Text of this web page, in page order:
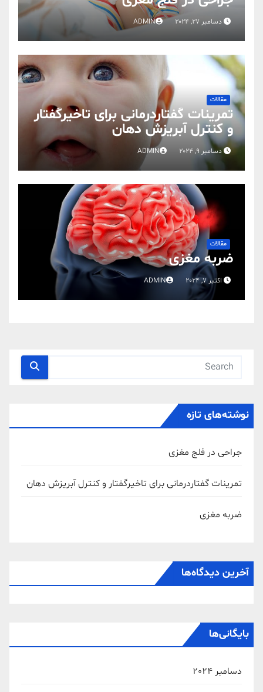
دسامبر 27, 2024 ADMIN
مقالات
تمرینات گفتاردرمانی برای تاخیرگفتار
و کنترل آبریزش دهان
دسامبر 9, 2024 ADMIN
مقالات
ضربه مغزی
اکتبر 7, 2024 ADMIN
نوشته‌های تازه
جراحی در فلج مغزی
تمرینات گفتاردرمانی برای تاخیرگفتار و کنترل آبریزش دهان
ضربه مغزی
آخرین دیدگاه‌ها
بایگانی‌ها
دسامبر 2024